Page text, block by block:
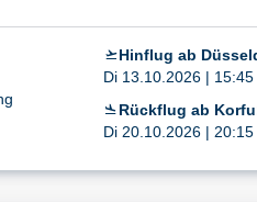
Hinflug ab
Di 13.10.2026 |
Rückflug ab
Di 20.10.2026 |